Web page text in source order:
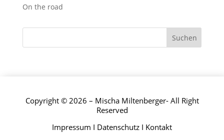
On the road
Copyright © 2026 – Mischa Miltenberger- All Right
Reserved
Impressum I Datenschutz I Kontakt